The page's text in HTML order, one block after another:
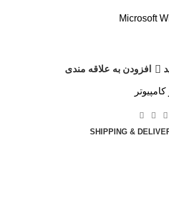
افزودن به علاقه مندی
SHIPPING &